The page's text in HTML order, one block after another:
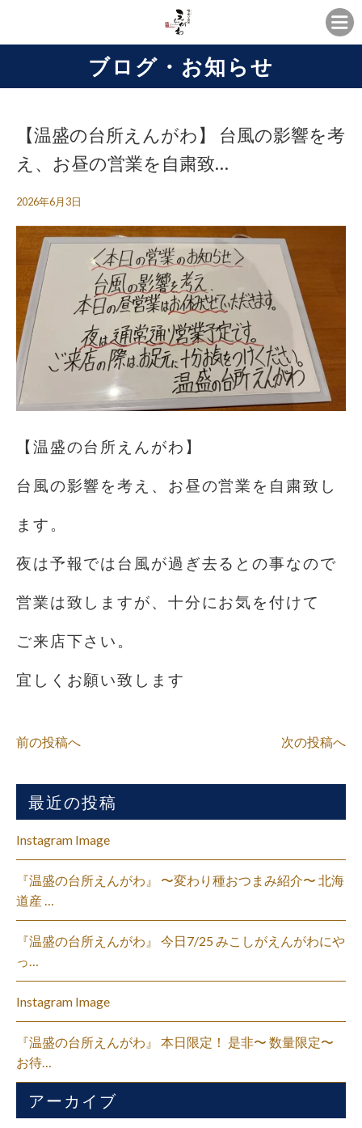
ブログ・お知らせ
【温盛の台所えんがわ】 台風の影響を考
え、お昼の営業を自粛致…
2026年6月3日
【温盛の台所えんがわ】
台風の影響を考え、お昼の営業を自粛致し
ます。
夜は予報では台風が過ぎ去るとの事なので
営業は致しますが、十分にお気を付けて
ご来店下さい。
宜しくお願い致します
前の投稿へ 次の投稿へ
最近の投稿
Instagram Image
『温盛の台所えんがわ』 〜変わり種おつまみ紹介〜 北海
道産 …
『温盛の台所えんがわ』 今日7/25 みこしがえんがわにや
っ…
Instagram Image
『温盛の台所えんがわ』 本日限定！ 是非〜 数量限定〜
お待…
アーカイブ